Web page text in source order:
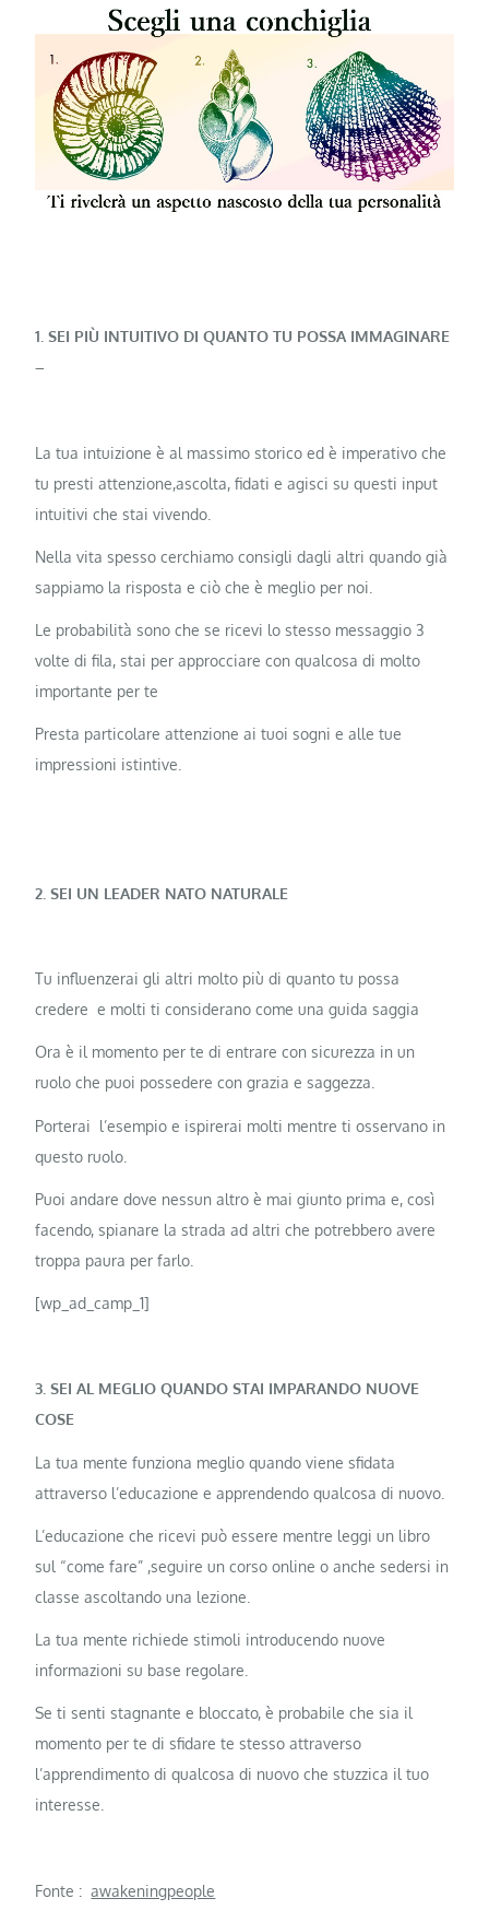
1. SEI PIÙ INTUITIVO DI QUANTO TU POSSA IMMAGINARE
–
La tua intuizione è al massimo storico ed è imperativo che
tu presti attenzione,ascolta, fidati e agisci su questi input
intuitivi che stai vivendo.
Nella vita spesso cerchiamo consigli dagli altri quando già
sappiamo la risposta e ciò che è meglio per noi.
Le probabilità sono che se ricevi lo stesso messaggio 3
volte di fila, stai per approcciare con qualcosa di molto
importante per te
Presta particolare attenzione ai tuoi sogni e alle tue
impressioni istintive.
2. SEI UN LEADER NATO NATURALE
Tu influenzerai gli altri molto più di quanto tu possa
credere e molti ti considerano come una guida saggia
Ora è il momento per te di entrare con sicurezza in un
ruolo che puoi possedere con grazia e saggezza.
Porterai l’esempio e ispirerai molti mentre ti osservano in
questo ruolo.
Puoi andare dove nessun altro è mai giunto prima e, così
facendo, spianare la strada ad altri che potrebbero avere
troppa paura per farlo.
[wp_ad_camp_1]
3. SEI AL MEGLIO QUANDO STAI IMPARANDO NUOVE
COSE
La tua mente funziona meglio quando viene sfidata
attraverso l’educazione e apprendendo qualcosa di nuovo.
L’educazione che ricevi può essere mentre leggi un libro
sul “come fare” ,seguire un corso online o anche sedersi in
classe ascoltando una lezione.
La tua mente richiede stimoli introducendo nuove
informazioni su base regolare.
Se ti senti stagnante e bloccato, è probabile che sia il
momento per te di sfidare te stesso attraverso
l’apprendimento di qualcosa di nuovo che stuzzica il tuo
interesse.
Fonte :awakeningpeople